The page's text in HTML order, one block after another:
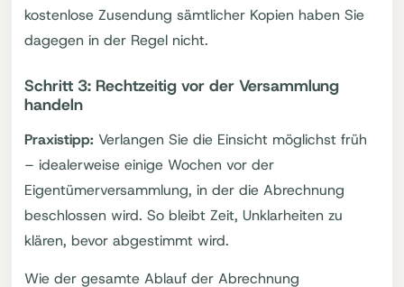
kostenlose Zusendung sämtlicher Kopien haben Sie
dagegen in der Regel nicht.
Schritt 3: Rechtzeitig vor der Versammlung
handeln
Praxistipp: Verlangen Sie die Einsicht möglichst früh
– idealerweise einige Wochen vor der
Eigentümerversammlung, in der die Abrechnung
beschlossen wird. So bleibt Zeit, Unklarheiten zu
klären, bevor abgestimmt wird.
Wie der gesamte Ablauf der Abrechnung